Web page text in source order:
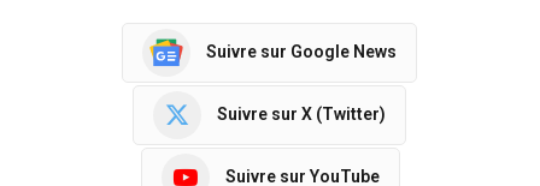
Suivre sur Google News
Suivre sur X (Twitter)
Suivre sur YouTube